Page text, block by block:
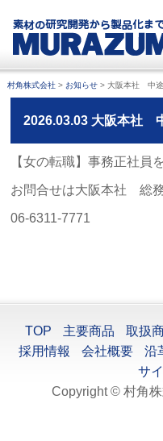
村角株式会社> お知らせ> 大阪本社 中
2026.03.03 大阪本社
【女の転職】事務正社員
お問合せは大阪本社 総
06-6311-7771
TOP 主要商品 取扱
採用情報
会社概要 沿
サ
Copyright © 村角